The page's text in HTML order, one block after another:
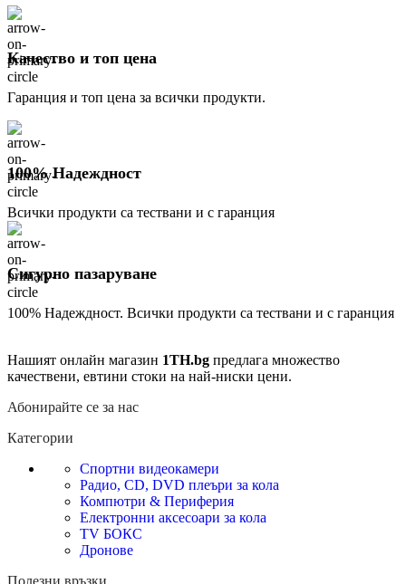
Качество и топ цена
Гаранция и топ цена за всички продукти.
100% Надеждност
Всички продукти са тествани и с гаранция
Сигурно пазаруване
100% Надеждност. Всички продукти са тествани и с гаранция
Нашият онлайн магазин 1TH.bg предлага множество
качествени, евтини стоки на най-ниски цени.
Абонирайте се за нас
Категории
Спортни видеокамери
Радио, CD, DVD плеъри за кола
Компютри & Периферия
Електронни аксесоари за кола
TV БОКС
Дронове
Полезни връзки